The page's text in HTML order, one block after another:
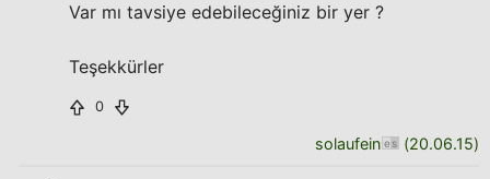
Var mı tavsiye edebileceğiniz bir yer ?
Teşekkürler
0
solaufein (20.06.15)